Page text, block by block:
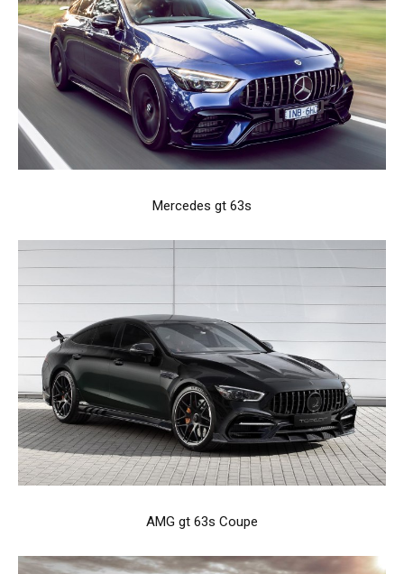
Mercedes gt 63s
AMG gt 63s Coupe